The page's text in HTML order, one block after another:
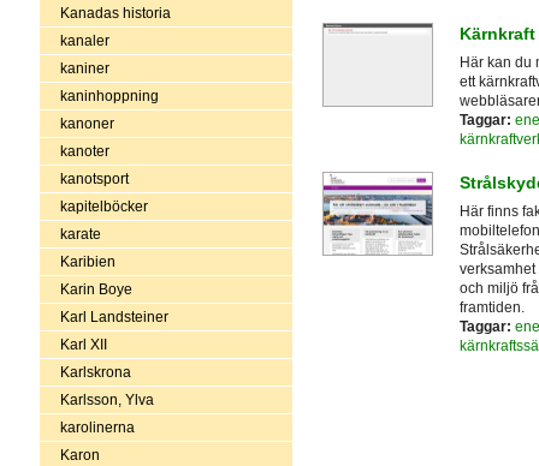
Kanadas historia
kanaler
kaniner
kaninhoppning
kanoner
kanoter
kanotsport
kapitelböcker
karate
Karibien
Karin Boye
Karl Landsteiner
Karl XII
Karlskrona
Karlsson, Ylva
karolinerna
Karon
Kärnkraft
Här kan du
ett
Taggar:
Här finns
och miljö
framtiden.
Taggar: